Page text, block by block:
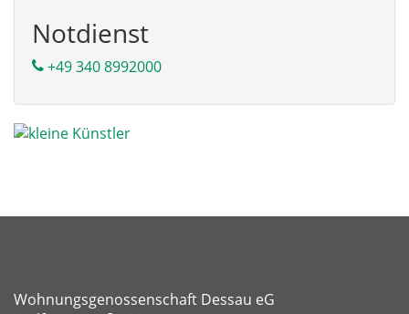
Notdienst
+49 340 8992000
Wohnungsgenossenschaft Dessau eG